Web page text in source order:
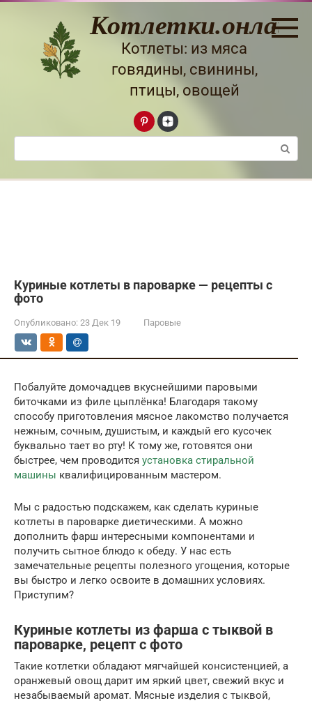
Перейти
Котлетки.онлайн
Котлеты: из мяса
говядины, свинины,
птицы, овощей
Поиск:
Куриные котлеты в пароварке — рецепты с
фото
Опубликовано: 23 Дек 19 Паровые
Побалуйте домочадцев вкуснейшими паровыми
биточками из филе цыплёнка! Благодаря такому
способу приготовления мясное лакомство получается
нежным, сочным, душистым, и каждый его кусочек
буквально тает во рту! К тому же, готовятся они
быстрее, чем проводится установка стиральной
машины квалифицированным мастером.
Мы с радостью подскажем, как сделать куриные
котлеты в пароварке диетическими. А можно
дополнить фарш интересными компонентами и
получить сытное блюдо к обеду. У нас есть
замечательные рецепты полезного угощения, которые
вы быстро и легко освоите в домашних условиях.
Приступим?
Куриные котлеты из фарша с тыквой в
пароварке, рецепт с фото
Такие котлетки обладают мягчайшей консистенцией, а
оранжевый овощ дарит им яркий цвет, свежий вкус и
незабываемый аромат. Мясные изделия с тыквой,